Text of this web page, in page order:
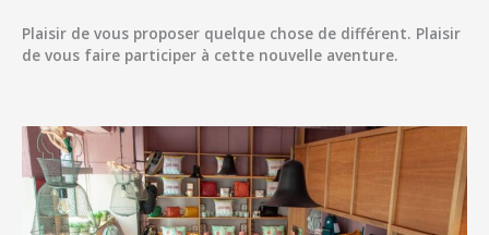
Plaisir de vous proposer quelque chose de différent. Plaisir
de vous faire participer à cette nouvelle aventure.